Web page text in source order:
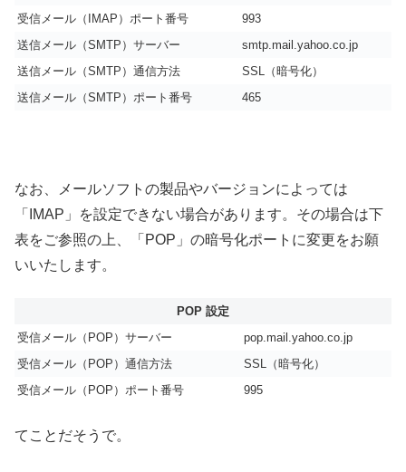
受信メール（IMAP）ポート番号
993
送信メール（SMTP）サーバー
smtp.mail.yahoo.co.jp
送信メール（SMTP）通信方法
SSL（暗号化）
送信メール（SMTP）ポート番号
465
なお、メールソフトの製品やバージョンによっては
「IMAP」を設定できない場合があります。その場合は下
表をご参照の上、「POP」の暗号化ポートに変更をお願
いいたします。
POP 設定
受信メール（POP）サーバー
pop.mail.yahoo.co.jp
受信メール（POP）通信方法
SSL（暗号化）
受信メール（POP）ポート番号
995
てことだそうで。